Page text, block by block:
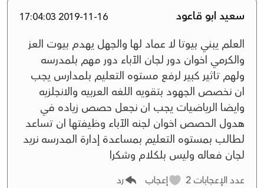
سعيد ابو قاعود 2019-11-16 17:04:03
العلم يبني بيوتا لا عماد لها والجهل يهدم بيوت العز
والكرمي اخوان دور لجان الآباء دور مهم بلمدرسه
ولهم تاثير كبير لرفع مستوه التعليم بلمدارس يجب
ان نخصص الجهود بتقويه اللغه العربيه والانجلزيه
وايضا الرياضيات يجب ان نجعل حصص زياده في
هدول الحصص اخوان لجنه الآباء وظيفتها ان تساعد
لطالب بمستوه التعليم بمساعدة إدارة المدرسه نريد
لجان فعاله وليس بلكلام وشكرا
عدد الإعجابات إعجاب رد